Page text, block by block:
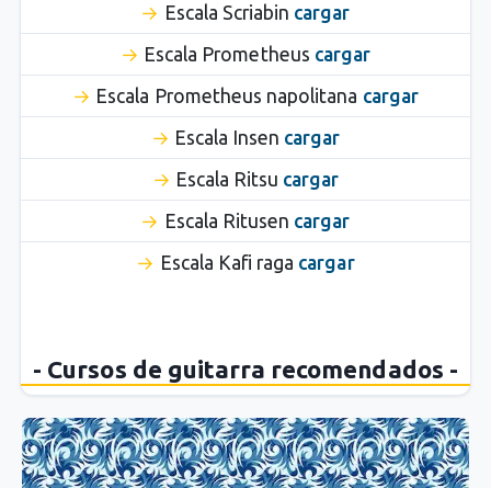
Escala Scriabin cargar
Escala Prometheus cargar
Escala Prometheus napolitana cargar
Escala Insen cargar
Escala Ritsu cargar
Escala Ritusen cargar
Escala Kafi raga cargar
- Cursos de guitarra recomendados -